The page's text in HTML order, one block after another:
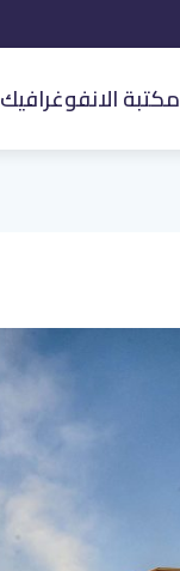
مكتبة الانفوغرافيك